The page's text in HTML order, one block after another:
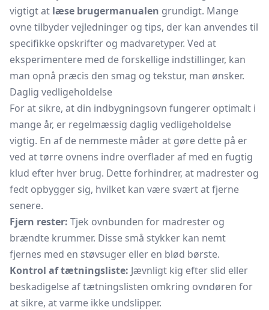
vigtigt at læse brugermanualen grundigt. Mange
ovne tilbyder vejledninger og tips, der kan anvendes til
specifikke opskrifter og madvaretyper. Ved at
eksperimentere med de forskellige indstillinger, kan
man opnå præcis den smag og tekstur, man ønsker.
Daglig vedligeholdelse
For at sikre, at din indbygningsovn fungerer optimalt i
mange år, er regelmæssig daglig vedligeholdelse
vigtig. En af de nemmeste måder at gøre dette på er
ved at tørre ovnens indre overflader af med en fugtig
klud efter hver brug. Dette forhindrer, at madrester og
fedt opbygger sig, hvilket kan være svært at fjerne
senere.
Fjern rester: Tjek ovnbunden for madrester og
brændte krummer. Disse små stykker kan nemt
fjernes med en støvsuger eller en blød børste.
Kontrol af tætningsliste: Jævnligt kig efter slid eller
beskadigelse af tætningslisten omkring ovndøren for
at sikre, at varme ikke undslipper.